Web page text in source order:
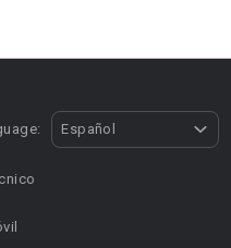
Español